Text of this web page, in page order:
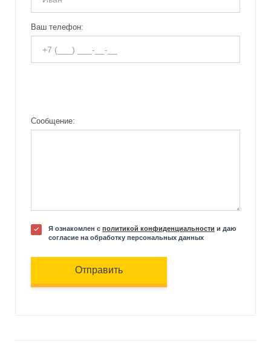
Ваш телефон:
Сообщение:
Я ознакомлен с политикой конфиденциальности и даю
согласие на обработку персональных данных
Отправить